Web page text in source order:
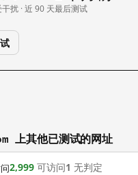
扰 · 近 90 天最后测试
上其他已测试的网址
2,999 可访问1 无判定